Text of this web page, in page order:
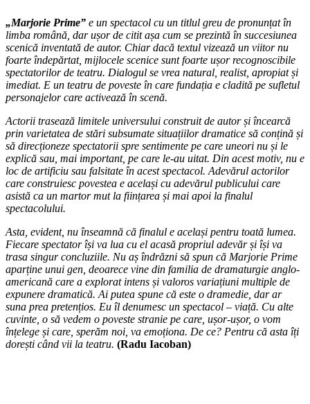
„Marjorie Prime” e un spectacol cu un titlul greu de pronunțat în
limba română, dar ușor de citit așa cum se prezintă în succesiunea
scenică inventată de autor. Chiar dacă textul vizează un viitor nu
foarte îndepărtat, mijlocele scenice sunt foarte ușor recognoscibile
spectatorilor de teatru. Dialogul se vrea natural, realist, apropiat și
imediat. E un teatru de poveste în care fundația e cladită pe sufletul
personajelor care activează în scenă.
Actorii trasează limitele universului construit de autor și încearcă
prin varietatea de stări subsumate situațiilor dramatice să conțină și
să direcționeze spectatorii spre sentimente pe care uneori nu și le
explică sau, mai important, pe care le-au uitat. Din acest motiv, nu e
loc de artificiu sau falsitate în acest spectacol. Adevărul actorilor
care construiesc povestea e același cu adevărul publicului care
asistă ca un martor mut la ființarea și mai apoi la finalul
spectacolului.
Asta, evident, nu înseamnă că finalul e același pentru toată lumea.
Fiecare spectator își va lua cu el acasă propriul adevăr și își va
trasa singur concluziile. Nu aș îndrăzni să spun că Marjorie Prime
aparține unui gen, deoarece vine din familia de dramaturgie anglo-
americană care a explorat intens și valoros variațiuni multiple de
expunere dramatică. Ai putea spune că este o dramedie, dar ar
suna prea pretențios. Eu îl denumesc un spectacol – viață. Cu alte
cuvinte, o să vedem o poveste stranie pe care, ușor-ușor, o vom
înțelege și care, sperăm noi, va emoționa. De ce? Pentru că asta îți
dorești când vii la teatru. (Radu Iacoban)